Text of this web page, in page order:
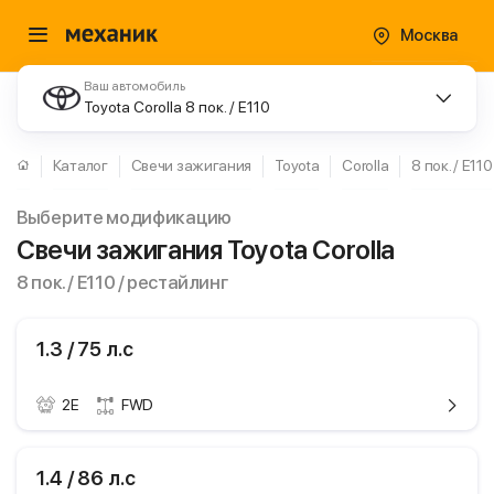
Москва
Ваш автомобиль
Toyota Corolla 8 пок. / E110
Каталог Свечи зажигания Toyota Corolla 8 пок. / E110
Выберите модификацию
Свечи зажигания Toyota Corolla
8 пок. / E110 / рестайлинг
1.3 / 75 л.с
2E FWD
Toyota Corolla
1.4 / 86 л.с